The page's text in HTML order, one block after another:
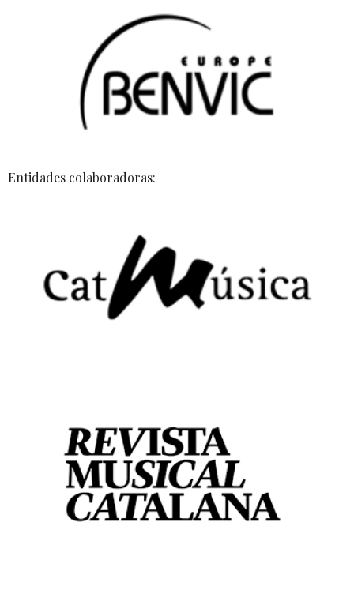
Entidades colaboradoras: